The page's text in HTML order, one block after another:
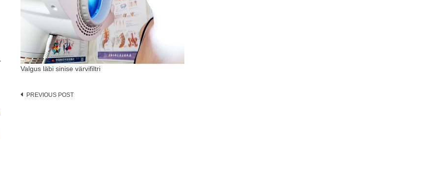
Valgus läbi sinise värvifiltri
Post
PREVIOUS POST